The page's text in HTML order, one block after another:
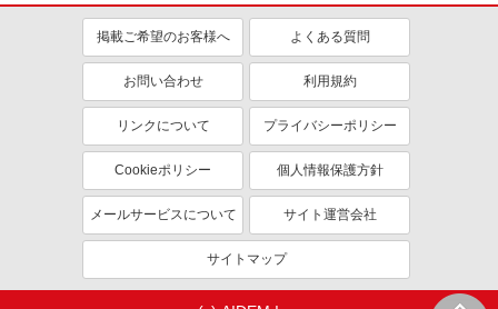
掲載ご希望のお客様へ よくある質問
お問い合わせ 利用規約
リンクについて プライバシーポリシー
Cookieポリシー 個人情報保護方針
メールサービスについて サイト運営会社
サイトマップ